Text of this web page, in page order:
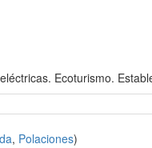
Ecoturismo.
, Polaciones)